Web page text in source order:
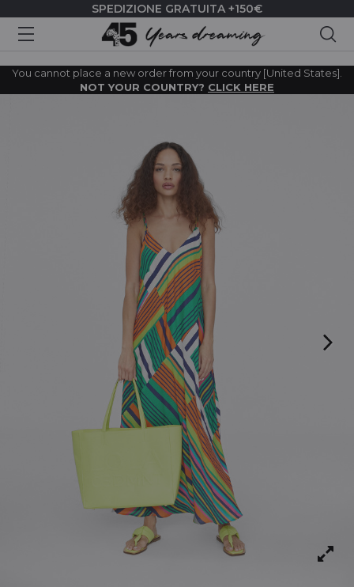
SPEDIZIONE GRATUITA +150€
You cannot place a new order from your country [United States].
NOT YOUR COUNTRY? CLICK HERE